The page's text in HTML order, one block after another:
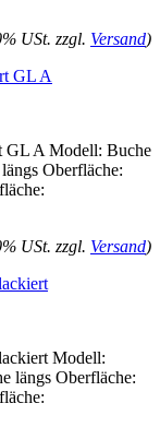
USt. zzgl. Versand)
GL A
GL A Modell: Buche
Oberfläche:
USt. zzgl. Versand)
Modell:
längs Oberfläche: